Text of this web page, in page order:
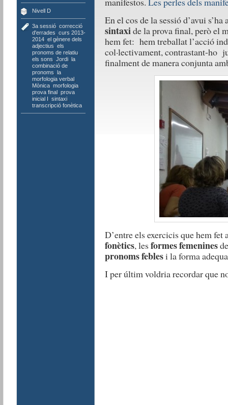
Nivell D
3a sessió, correcció
d'errades curs 2013-
2014, el gènere dels
adjectius els
pronoms de relatiu,
els sons Jordi, la
combinació de
pronoms la
morfologia verbal,
Mònica, morfologia,
prova final, prova
inicial I sintaxi,
transcripció fonètica
En el cos de la sessió d’avui
sintaxide la prova final, però el
hem fet: hem treballat l’acció
col·lectivament, contrastant-ho
finalment de manera conjunta
D’entre els exercicis que hem fet
fonètics, lesformes femenines
pronoms feblesi la forma
I per últim voldria recordar que